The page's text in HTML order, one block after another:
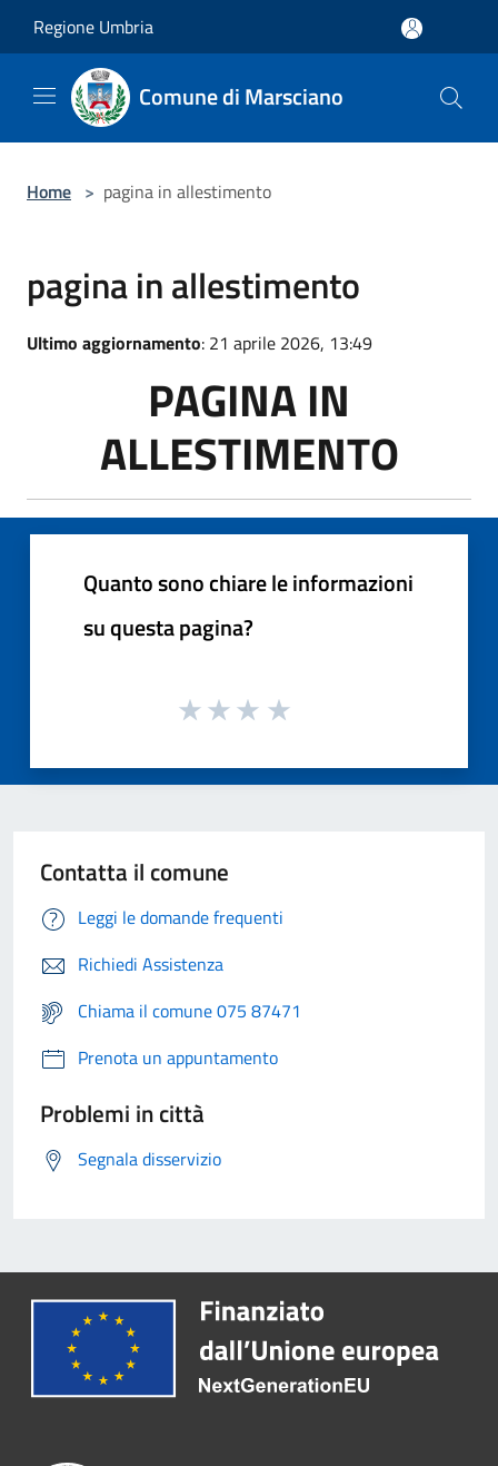
Regione Umbria
Comune di Marsciano
Home > pagina in allestimento
pagina in allestimento
Ultimo aggiornamento: 21 aprile 2026, 13:49
PAGINA IN
ALLESTIMENTO
Quanto sono chiare le informazioni
su questa pagina?
Contatta il comune
Leggi le domande frequenti
Richiedi Assistenza
Chiama il comune 075 87471
Prenota un appuntamento
Problemi in città
Segnala disservizio